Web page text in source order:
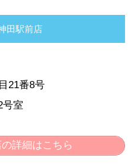
田駅前店
21番8号
号室
詳細はこちら